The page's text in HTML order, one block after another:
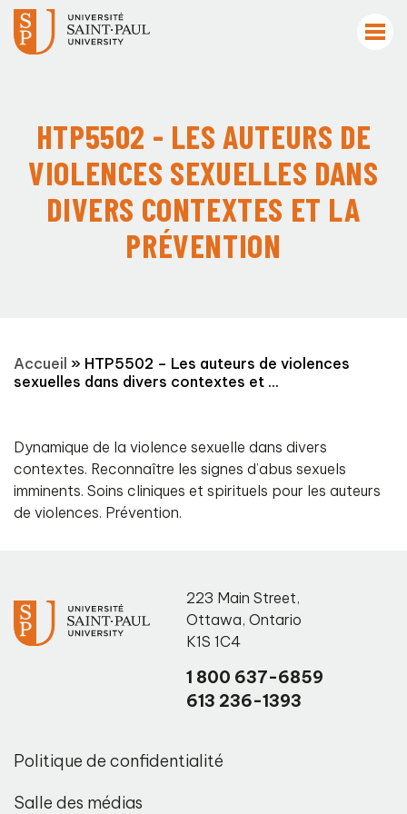
HTP5502 - LES AUTEURS DE
VIOLENCES SEXUELLES DANS
DIVERS CONTEXTES ET LA
PRÉVENTION
Accueil » HTP5502 – Les auteurs de violences
sexuelles dans divers contextes et ...
Dynamique de la violence sexuelle dans divers
contextes. Reconnaître les signes d’abus sexuels
imminents. Soins cliniques et spirituels pour les auteurs
de violences. Prévention.
223 Main Street,
Ottawa, Ontario
K1S 1C4
1 800 637-6859
613 236-1393
Politique de confidentialité
Salle des médias